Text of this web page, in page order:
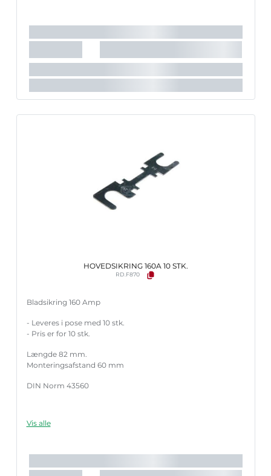
HOVEDSIKRING 160A 10 STK.
RD.F870
Bladsikring 160 Amp
- Leveres i pose med 10 stk.
- Pris er for 10 stk.
Længde 82 mm.
Monteringsafstand 60 mm
DIN Norm 43560
Vis alle